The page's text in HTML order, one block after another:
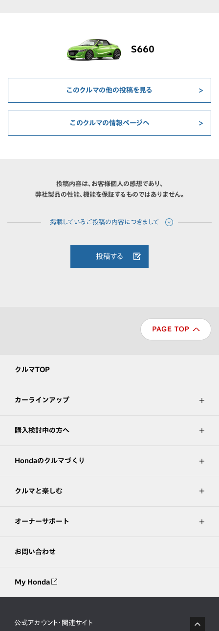
S660
このクルマの他の投稿を見る
このクルマの情報ページへ
投稿内容は、お客様個人の感想であり、
弊社製品の性能、機能を保証するものではありません。
投稿する
クルマTOP
カーラインアップ
購入検討中の方へ
Hondaのクルマづくり
クルマと楽しむ
オーナーサポート
お問い合わせ
My Honda
公式アカウント・関連サイト